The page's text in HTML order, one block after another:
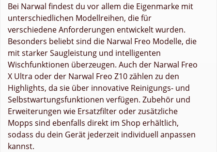
Bei Narwal findest du vor allem die Eigenmarke mit
unterschiedlichen Modellreihen, die für
verschiedene Anforderungen entwickelt wurden.
Besonders beliebt sind die Narwal Freo Modelle, die
mit starker Saugleistung und intelligenten
Wischfunktionen überzeugen. Auch der Narwal Freo
X Ultra oder der Narwal Freo Z10 zählen zu den
Highlights, da sie über innovative Reinigungs- und
Selbstwartungsfunktionen verfügen. Zubehör und
Erweiterungen wie Ersatzfilter oder zusätzliche
Mopps sind ebenfalls direkt im Shop erhältlich,
sodass du dein Gerät jederzeit individuell anpassen
kannst.